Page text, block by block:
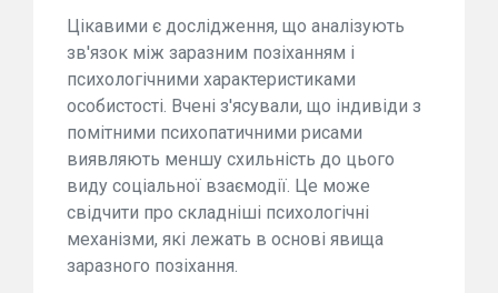
Цікавими є дослідження, що аналізують
зв'язок між заразним позіханням і
психологічними характеристиками
особистості. Вчені з'ясували, що індивіди з
помітними психопатичними рисами
виявляють меншу схильність до цього
виду соціальної взаємодії. Це може
свідчити про складніші психологічні
механізми, які лежать в основі явища
заразного позіхання.